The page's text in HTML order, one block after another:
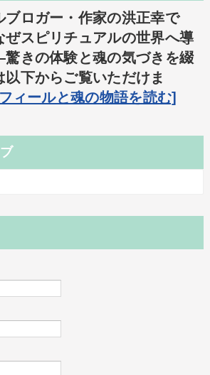
ブロガー・作家の洪正幸で
ぜスピリチュアルの世界へ導
きの体験と魂の気づきを綴
以下からご覧いただけま
ィールと魂の物語を読む]